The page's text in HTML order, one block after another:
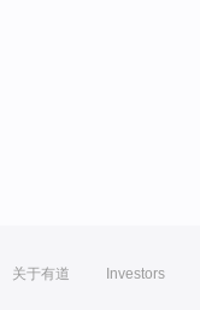
关于有道 Investors